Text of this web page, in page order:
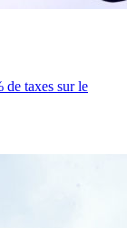
de taxes sur le